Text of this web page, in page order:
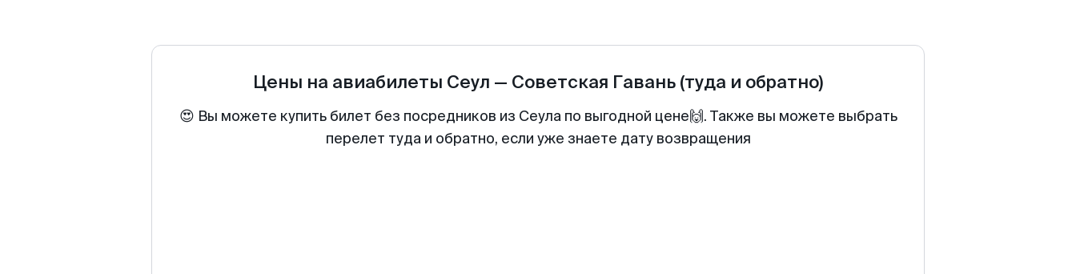
Цены на авиабилеты Сеул — Советская Гавань (туда и обратно)
😍 Вы можете купить билет без посредников из Сеула по выгодной цене🙌. Также вы можете выбрать
перелет туда и обратно, если уже знаете дату возвращения